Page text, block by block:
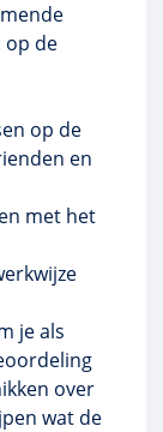
op de
op de
en
met het
je als
over
wat de